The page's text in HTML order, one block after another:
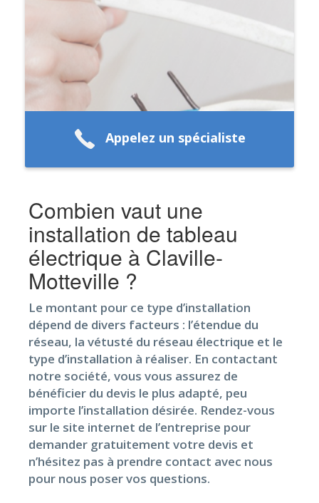
Appelez un spécialiste
Combien vaut une
installation de tableau
électrique à Claville-
Motteville ?
Le montant pour ce type d’installation
dépend de divers facteurs : l’étendue du
réseau, la vétusté du réseau électrique et le
type d’installation à réaliser. En contactant
notre société, vous vous assurez de
bénéficier du devis le plus adapté, peu
importe l’installation désirée. Rendez-vous
sur le site internet de l’entreprise pour
demander gratuitement votre devis et
n’hésitez pas à prendre contact avec nous
pour nous poser vos questions.